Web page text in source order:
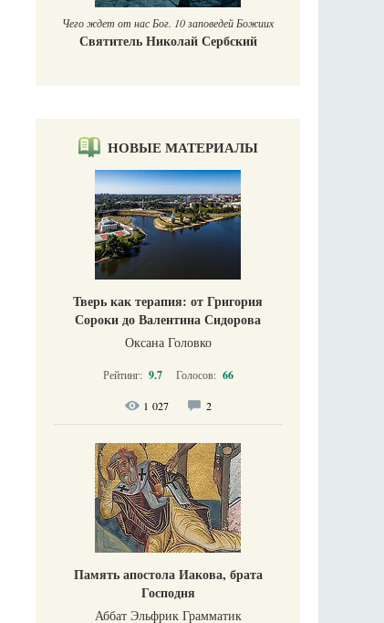
Чего ждет от нас Бог. 10 заповедей Божиих
Святитель Николай Сербский
НОВЫЕ МАТЕРИАЛЫ
Тверь как терапия: от Григория
Сороки до Валентина Сидорова
Оксана Головко
Рейтинг: 9.7 Голосов: 66
1 027 2
Память апостола Иакова, брата
Господня
Аббат Эльфрик Грамматик